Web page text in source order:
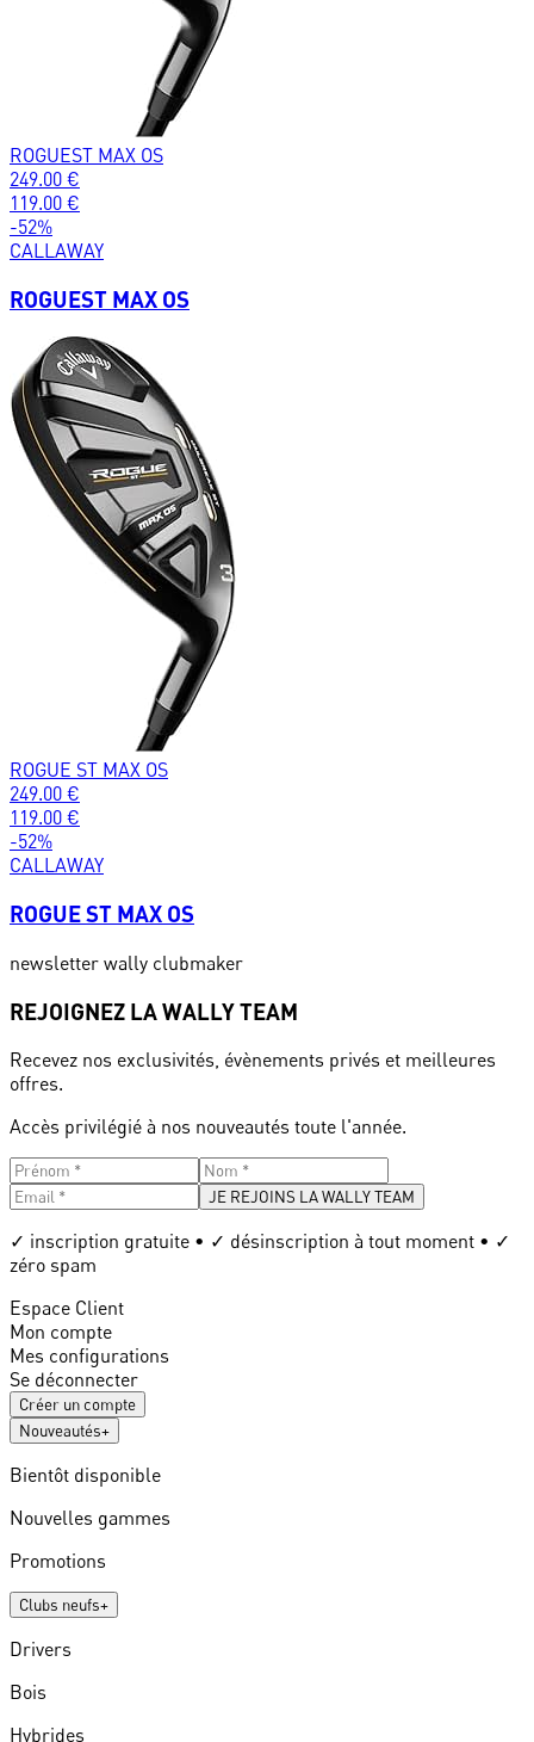
ROGUEST MAX OS
249.00 €
119.00 €
-52%
CALLAWAY
ROGUEST MAX OS
ROGUE ST MAX OS
249.00 €
119.00 €
-52%
CALLAWAY
ROGUE ST MAX OS
newsletter wally clubmaker
REJOIGNEZ LA WALLY TEAM
Recevez nos exclusivités, évènements privés et meilleures
offres.
Accès privilégié à nos nouveautés toute l'année.
JE REJOINS LA WALLY TEAM
✓ inscription gratuite • ✓ désinscription à tout moment • ✓
zéro spam
Espace Client
Mon compte
Mes configurations
Se déconnecter
Créer un compte
Nouveautés+
Bientôt disponible
Nouvelles gammes
Promotions
Clubs neufs+
Drivers
Bois
Hybrides